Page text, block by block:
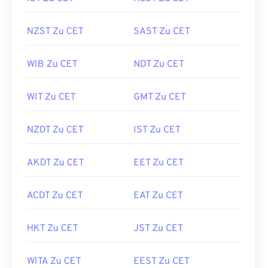
NZST Zu CET SAST Zu CET
WIB Zu CET NDT Zu CET
WIT Zu CET GMT Zu CET
NZDT Zu CET IST Zu CET
AKDT Zu CET EET Zu CET
ACDT Zu CET EAT Zu CET
HKT Zu CET JST Zu CET
WITA Zu CET EEST Zu CET